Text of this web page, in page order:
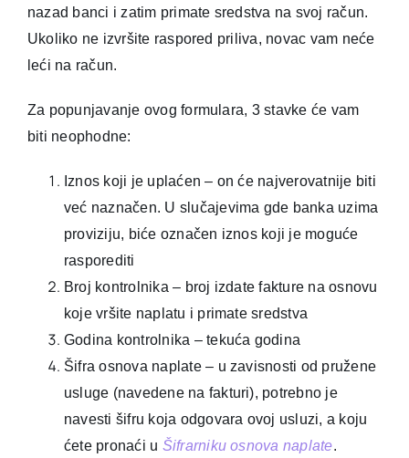
nazad banci i zatim primate sredstva na svoj račun.
Ukoliko ne izvršite raspored priliva, novac vam neće
leći na račun.
Za popunjavanje ovog formulara, 3 stavke će vam
biti neophodne:
Iznos koji je uplaćen – on će najverovatnije biti
već naznačen. U slučajevima gde banka uzima
proviziju, biće označen iznos koji je moguće
rasporediti
Broj kontrolnika – broj izdate fakture na osnovu
koje vršite naplatu i primate sredstva
Godina kontrolnika – tekuća godina
Šifra osnova naplate – u zavisnosti od pružene
usluge (navedene na fakturi), potrebno je
navesti šifru koja odgovara ovoj usluzi, a koju
ćete pronaći u Šifrarniku osnova naplate.